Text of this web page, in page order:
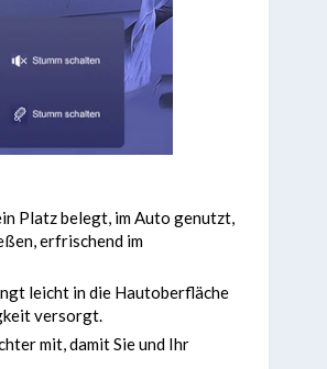
Platz belegt, im Auto genutzt,
erfrischend im
leicht in die Hautoberfläche
versorgt.
mit, damit Sie und Ihr